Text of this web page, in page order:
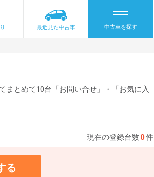
最近見た中古車 中古車を探す
まとめて10台「お問い合せ」・「お気に入
現在の登録台数 0件
る